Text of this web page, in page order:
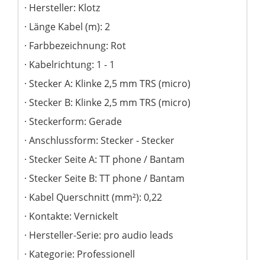
Hersteller: Klotz
Länge Kabel (m): 2
Farbbezeichnung: Rot
Kabelrichtung: 1 - 1
Stecker A: Klinke 2,5 mm TRS (micro)
Stecker B: Klinke 2,5 mm TRS (micro)
Steckerform: Gerade
Anschlussform: Stecker - Stecker
Stecker Seite A: TT phone / Bantam
Stecker Seite B: TT phone / Bantam
Kabel Querschnitt (mm²): 0,22
Kontakte: Vernickelt
Hersteller-Serie: pro audio leads
Kategorie: Professionell